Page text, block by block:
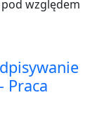
względem
Praca